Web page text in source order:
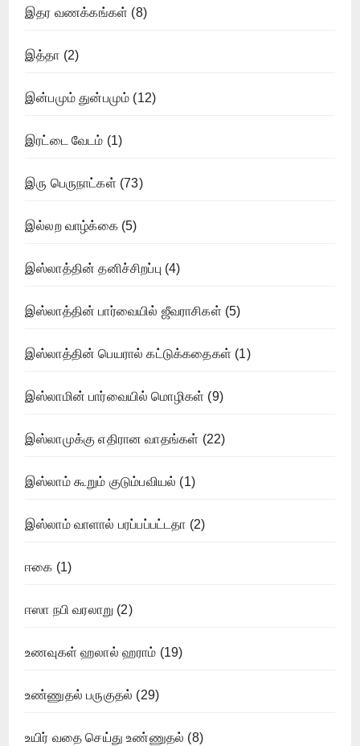
இதர வணக்கங்கள் (8)
இத்தா (2)
இன்பமும் துன்பமும் (12)
இரட்டை வேடம் (1)
இரு பெருநாட்கள் (73)
இல்லற வாழ்க்கை(5)
இஸ்லாத்தின் தனிச்சிறப்பு (4)
இஸ்லாத்தின் பார்வையில் ஜீவராசிகள் (5)
இஸ்லாத்தின் பெயரால் கட்டுக்கதைகள் (1)
இஸ்லாமின் பார்வையில் மொழிகள் (9)
இஸ்லாமுக்கு எதிரான வாதங்கள் (22)
இஸ்லாம் கூறும் குடும்பவியல் (1)
இஸ்லாம் வாளால் பரப்பப்பட்டதா (2)
ஈகை (1)
ஈஸா நபி வரலாறு (2)
உணவுகள் ஹலால் ஹராம் (19)
உண்ணுதல் பருகுதல் (29)
உயிர் வதை செய்து உண்ணுதல் (8)